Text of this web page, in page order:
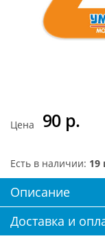
Цена 90 р.
Есть в наличии: 19
Описание
Доставка и